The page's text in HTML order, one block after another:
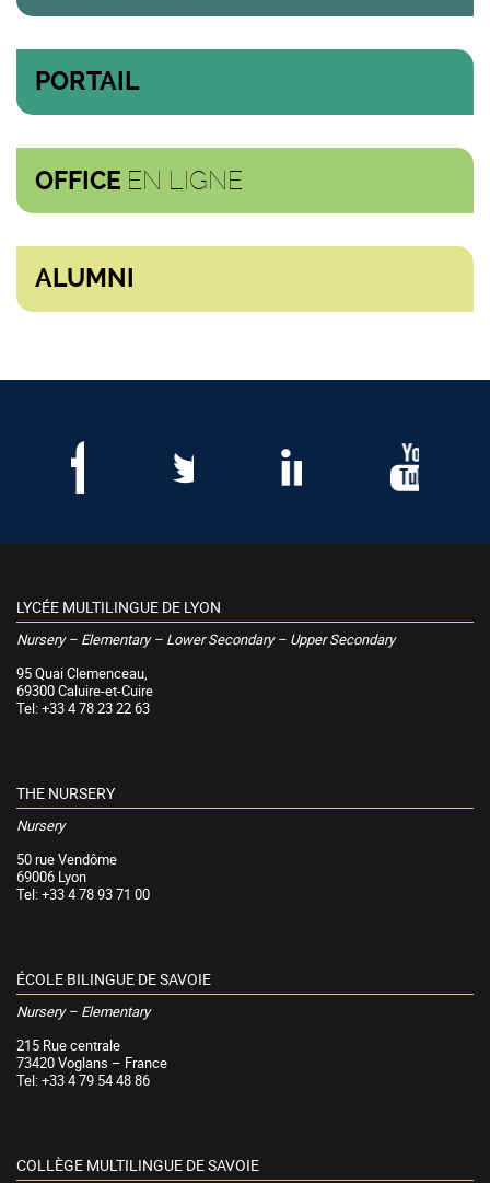
PORTAIL
OFFICE EN LIGNE
ALUMNI
LYCÉE MULTILINGUE DE LYON
Nursery – Elementary – Lower Secondary – Upper Secondary
95 Quai Clemenceau,
69300 Caluire-et-Cuire
Tel: +33 4 78 23 22 63
THE NURSERY
Nursery
50 rue Vendôme
69006 Lyon
Tel: +33 4 78 93 71 00
ÉCOLE BILINGUE DE SAVOIE
Nursery – Elementary
215 Rue centrale
73420 Voglans – France
Tel: +33 4 79 54 48 86
COLLÈGE MULTILINGUE DE SAVOIE